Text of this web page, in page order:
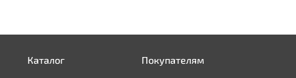
Каталог Покупателям